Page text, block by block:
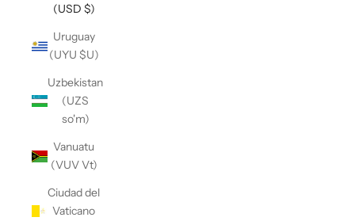
(USD $)
Uruguay
(UYU $U)
Uzbekistan
(UZS
so'm)
Vanuatu
(VUV Vt)
Ciudad del
Vaticano